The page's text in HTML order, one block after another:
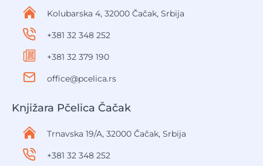
Kolubarska 4, 32000 Čačak, Srbija
+381 32 348 252
+381 32 379 190
office@pcelica.rs
Knjižara Pčelica Čačak
Trnavska 19/A, 32000 Čačak, Srbija
+381 32 348 252